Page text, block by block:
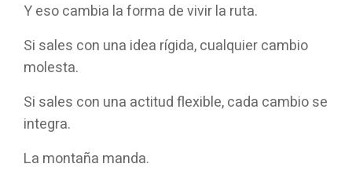
Y eso cambia la forma de vivir la ruta.
Si sales con una idea rígida, cualquier cambio
molesta.
Si sales con una actitud flexible, cada cambio se
integra.
La montaña manda.